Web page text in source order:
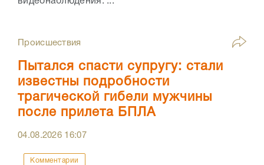
Происшествия
Пытался спасти супругу: стали
известны подробности
трагической гибели мужчины
после прилета БПЛА
04.08.2026 16:07
Комментарии